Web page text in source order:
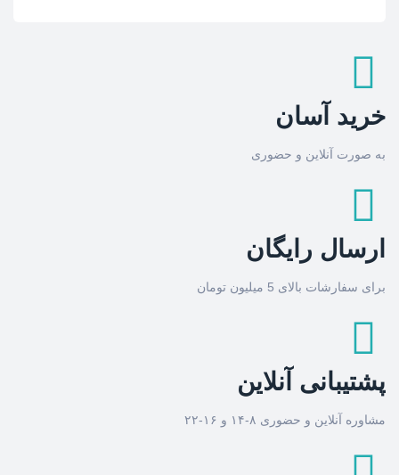
خرید آسان
به صورت آنلاین و حضوری
ارسال رایگان
برای سفارشات بالای 5 میلیون تومان
پشتیبانی آنلاین
مشاوره آنلاین و حضوری ۸-۱۴ و ۱۶-۲۲